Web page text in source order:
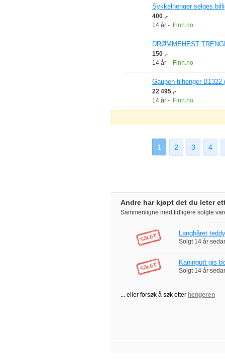
Andre har kjøpt det du leter
Sammenligne med tidligere solgte
Langhåret
Solgt 14 år
Kaningutt gis
Solgt 14 år
... eller forsøk å søk etter hengeren
Sykkelhenger selges
400 ,-
14 år - Finn.no
DRØMMEHEST
150 ,-
14 år - Finn.no
Gaupen tilhenger
22 495 ,-
14 år - Finn.no
1 2 3 4